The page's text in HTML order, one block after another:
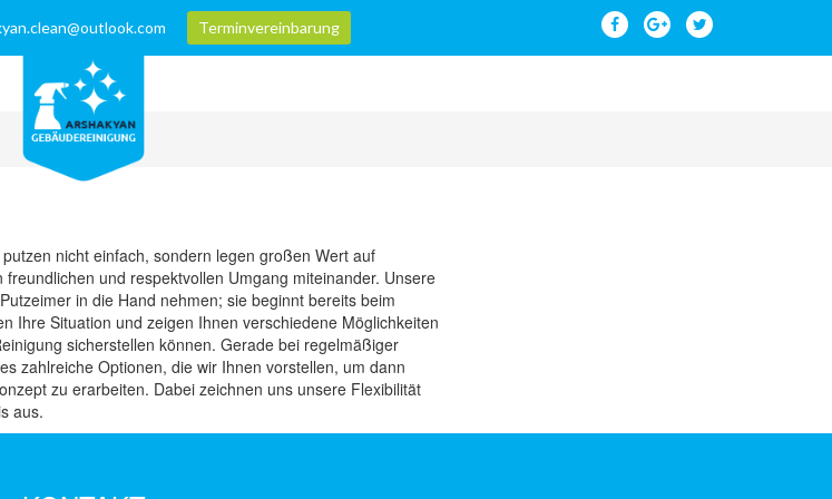
Terminvereinbarung
nicht einfach, sondern legen großen Wert auf
und respektvollen Umgang miteinander. Unsere
in die Hand nehmen; sie beginnt bereits beim
Ihre Situation und zeigen Ihnen verschiedene Möglichkeiten
sicherstellen können. Gerade bei regelmäßiger
zahlreiche Optionen, die wir Ihnen vorstellen, um dann
zu erarbeiten. Dabei zeichnen uns unsere Flexibilität
aus.